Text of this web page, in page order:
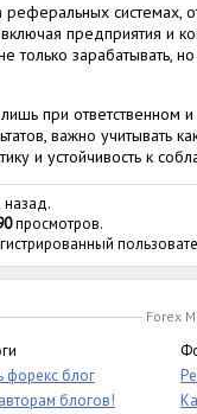
системах,
предприятия и
только зарабатывать,
при
важно учитывать
и устойчивость к
назад.
просмотров.
Forex
форекс блог
блогов!